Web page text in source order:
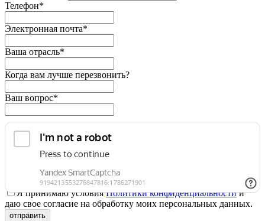
Телефон*
Электронная почта*
Ваша отрасль*
Когда вам лучше перезвонить?
Ваш вопрос*
Я принимаю условияПолитики конфиденциальностии
даю свое согласие на обработку моих персональных данных.